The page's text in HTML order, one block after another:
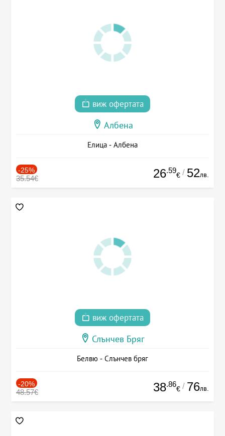
виж офертата
Албена
Елица - Албена
-25%
35.54€ 26.59
€ / 52лв.
виж офертата
Слънчев Бряг
Белвю - Слънчев бряг
-20%
48.57€ 38.86
€ / 76лв.